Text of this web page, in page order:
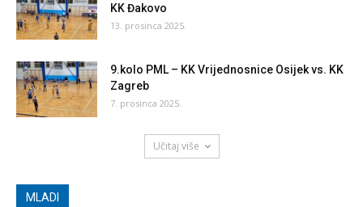
KK Đakovo
13. prosinca 2025.
9.kolo PML – KK Vrijednosnice Osijek vs. KK
Zagreb
7. prosinca 2025.
Učitaj više
MLADI